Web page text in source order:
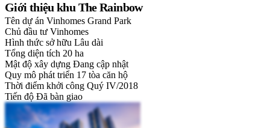
Giới thiệu khu The Rainbow
Tên dự án Vinhomes Grand Park
Chủ đầu tư Vinhomes
Hình thức sở hữu Lâu dài
Tổng diện tích 20 ha
Mật độ xây dựng Đang cập nhật
Quy mô phát triển 17 tòa căn hộ
Thời điểm khởi công Quý IV/2018
Tiến độ Đã bàn giao